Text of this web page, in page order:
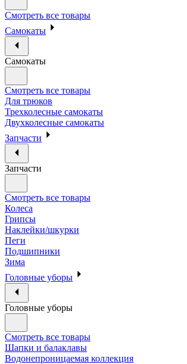
Смотреть все товары
Самокаты
Самокаты
Смотреть все товары
Для трюков
Трехколесные самокаты
Двухколесные самокаты
Запчасти
Запчасти
Смотреть все товары
Колеса
Грипсы
Наклейки/шкурки
Пеги
Подшипники
Зима
Головные уборы
Головные уборы
Смотреть все товары
Шапки и балаклавы
Водонепроницаемая коллекция